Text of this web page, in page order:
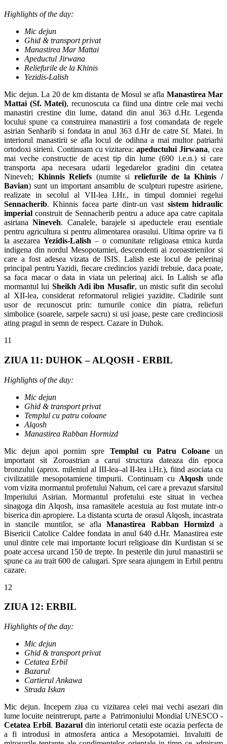
Highlights of the day:
Mic dejun
Ghid & transport privat
Manastirea Mar Mattai
Apeductul Jirwana
Reliefurile de la Khinis
Yezidis-Lalish
Mic dejun. La 20 de km distanta de Mosul se afla Manastirea Mar
Mattai (Sf. Matei), recunoscuta ca fiind una dintre cele mai vechi
manastiri crestine din lume, datand din anul 363 d.Hr. Legenda
locului spune ca construirea manastirii a fost comandata de regele
asirian Senharib si fondata in anul 363 d.Hr de catre Sf. Matei. In
interiorul manastirii se afla locul de odihna a mai multor patriarhi
ortodoxi sirieni. Continuam cu vizitarea:apeductului Jirwana, cea
mai veche constructie de acest tip din lume (690 i.e.n.) si care
transporta apa necesara udarii legedarelor gradini din cetatea
Nineveh; Khinnis Reliefs (numite si reliefurile de la Khinis /
Bavian) sunt un important ansamblu de sculpturi rupestre asiriene,
realizate in secolul al VII-lea I.Hr., in timpul domniei regelui
Sennacherib. Khinnis facea parte dintr-un vast sistem hidraulic
imperial construit de Sennacherib pentru a aduce apa catre capitala
asirianaNineveh. Canalele, barajele si apeductele erau esentiale
pentru agricultura si pentru alimentarea orasului. Ultima oprire va fi
la asezarea Yezidis-Lalish – o comunitate religioasa etnica kurda
indigena din nordul Mesopotamiei, descendenti ai zoroastrienilor si
care a fost adesea vizata de ISIS. Lalish este locul de pelerinaj
principal pentru Yazidi, fiecare credincios yazidi trebuie, daca poate,
sa faca macar o data in viata un pelerinaj aici. In Lalish se afla
mormantul lui Sheikh Adi ibn Musafir, un mistic sufit din secolul
al XII-lea, considerat reformatorul religiei yazidite. Cladirile sunt
usor de recunoscut prin: turnurile conice din piatra, reliefuri
simbolice (soarele, sarpele sacru) si usi joase, peste care credinciosii
ating pragul in semn de respect. Cazare in Duhok.
11
ZIUA 11: DUHOK – ALQOSH - ERBIL
Highlights of the day:
Mic dejun
Ghid & transport privat
Templul cu patru coloane
Alqosh
Manastirea Rabban Hormizd
Mic dejun apoi pornim spre Templul cu Patru Coloaneun
important sit Zoroastrian a carui structura dateaza din epoca
bronzului (aprox. mileniul al III-lea–al II-lea i.Hr.), fiind asociata cu
civilizatiile mesopotamiene timpurii. Continuam cu Alqosh unde
vom vizita mormantul profetului Nahum, cel care a prevazut sfarsitul
Imperiului Asirian. Mormantul profetului este situat in vechea
sinagoga din Alqosh, insa ramasitele acestuia au fost mutate intr-o
biserica din apropiere. La distanta scurta de orasul Alqosh, incastrata
in stancile muntilor, se aflaManastirea Rabban Hormizd a
Bisericii Catolice Caldee fondata in anul 640 d.Hr. Manastirea este
unul dintre cele mai importante locuri religioase din Kurdistan si se
poate accesa urcand 150 de trepte. In pesterile din jurul manastirii se
spune ca au trait 600 de calugari. Spre seara ajungem in Erbil pentru
cazare.
12
ZIUA 12: ERBIL
Highlights of the day:
Mic dejun
Ghid & transport privat
Cetatea Erbil
Bazarul
Cartierul Ankawa
Strada Iskan
Mic dejun. Incepem ziua cu vizitarea celei mai vechi asezari din
lume locuite neintrerupt, parte a Patrimoniului Mondial UNESCO -
Cetatea Erbil. Bazaruldin interiorul cetatii este ocazia perfecta de
a fi introdusi in atmosfera antica a Mesopotamiei. Invaluiti de